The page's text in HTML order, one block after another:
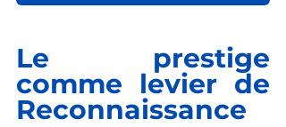
Le prestige
comme levier de
Reconnaissance